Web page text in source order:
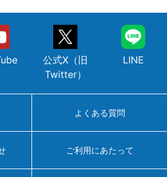
公式X（旧
Twitter）
LINE
よくある質問
ご利用にあたって